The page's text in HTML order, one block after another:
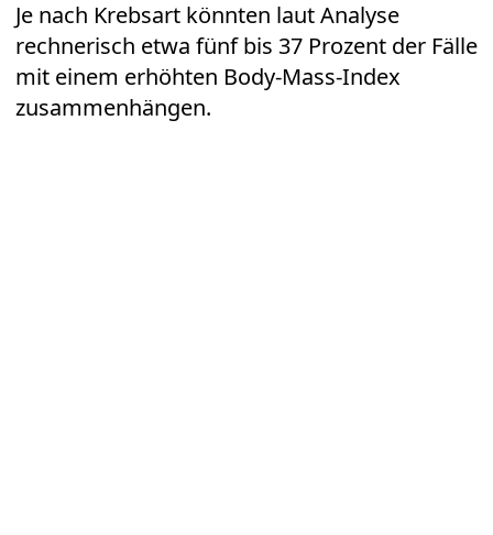
Je nach Krebsart könnten laut Analyse
rechnerisch etwa fünf bis 37 Prozent der Fälle
mit einem erhöhten Body-Mass-Index
zusammenhängen.